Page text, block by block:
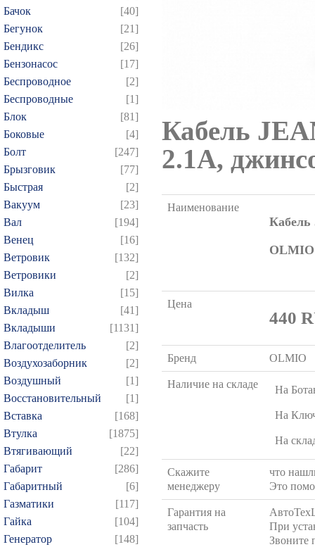
Бачок
[40]
Бегунок
[21]
Бендикс
[26]
Бензонасос
[17]
Беспроводное
[2]
Беспроводные
[1]
Блок
[81]
Боковые
[4]
Болт
[247]
Брызговик
[77]
Быстрая
[2]
Вакуум
[23]
Вал
[194]
Венец
[16]
Ветровик
[132]
Ветровики
[2]
Вилка
[15]
Вкладыш
[41]
Вкладыши
[1131]
Влагоотделитель
[2]
Воздухозаборник
[2]
Воздушный
[1]
Восстановительный
[1]
Вставка
[168]
Втулка
[1875]
Втягивающий
[22]
Габарит
[286]
Габаритный
[6]
Газматики
[117]
Гайка
[104]
Генератор
[148]
Кабель
2.1A,
Наименование
Кабель
OLMIO
Цена
440
Бренд OLMIO
Наличие на складе На
На
На
Скажите
менеджеру
что
Это
Гарантия на
запчасть
При
Звоните